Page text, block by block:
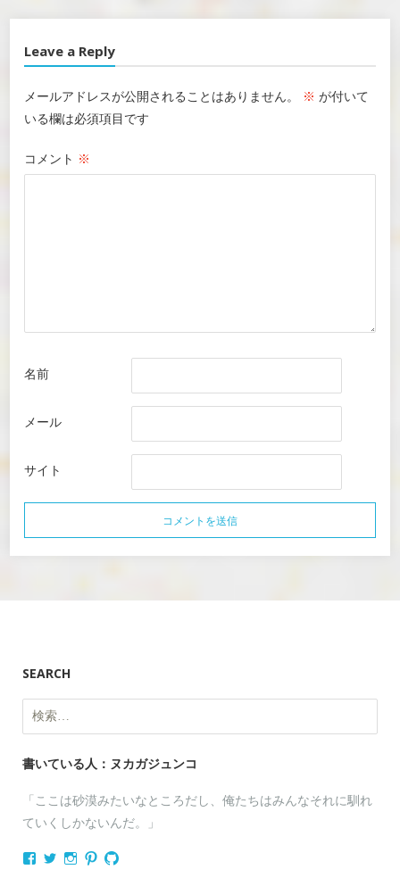
Leave a Reply
メールアドレスが公開されることはありません。 ※ が付いて
いる欄は必須項目です
コメント ※
名前
メール
サイト
SEARCH
索:
書いている人：ヌカガジュンコ
「ここは砂漠みたいなところだし、俺たちはみんなそれに馴れ
ていくしかないんだ。」
nukagajunko
nukaganukaganukaganukaga